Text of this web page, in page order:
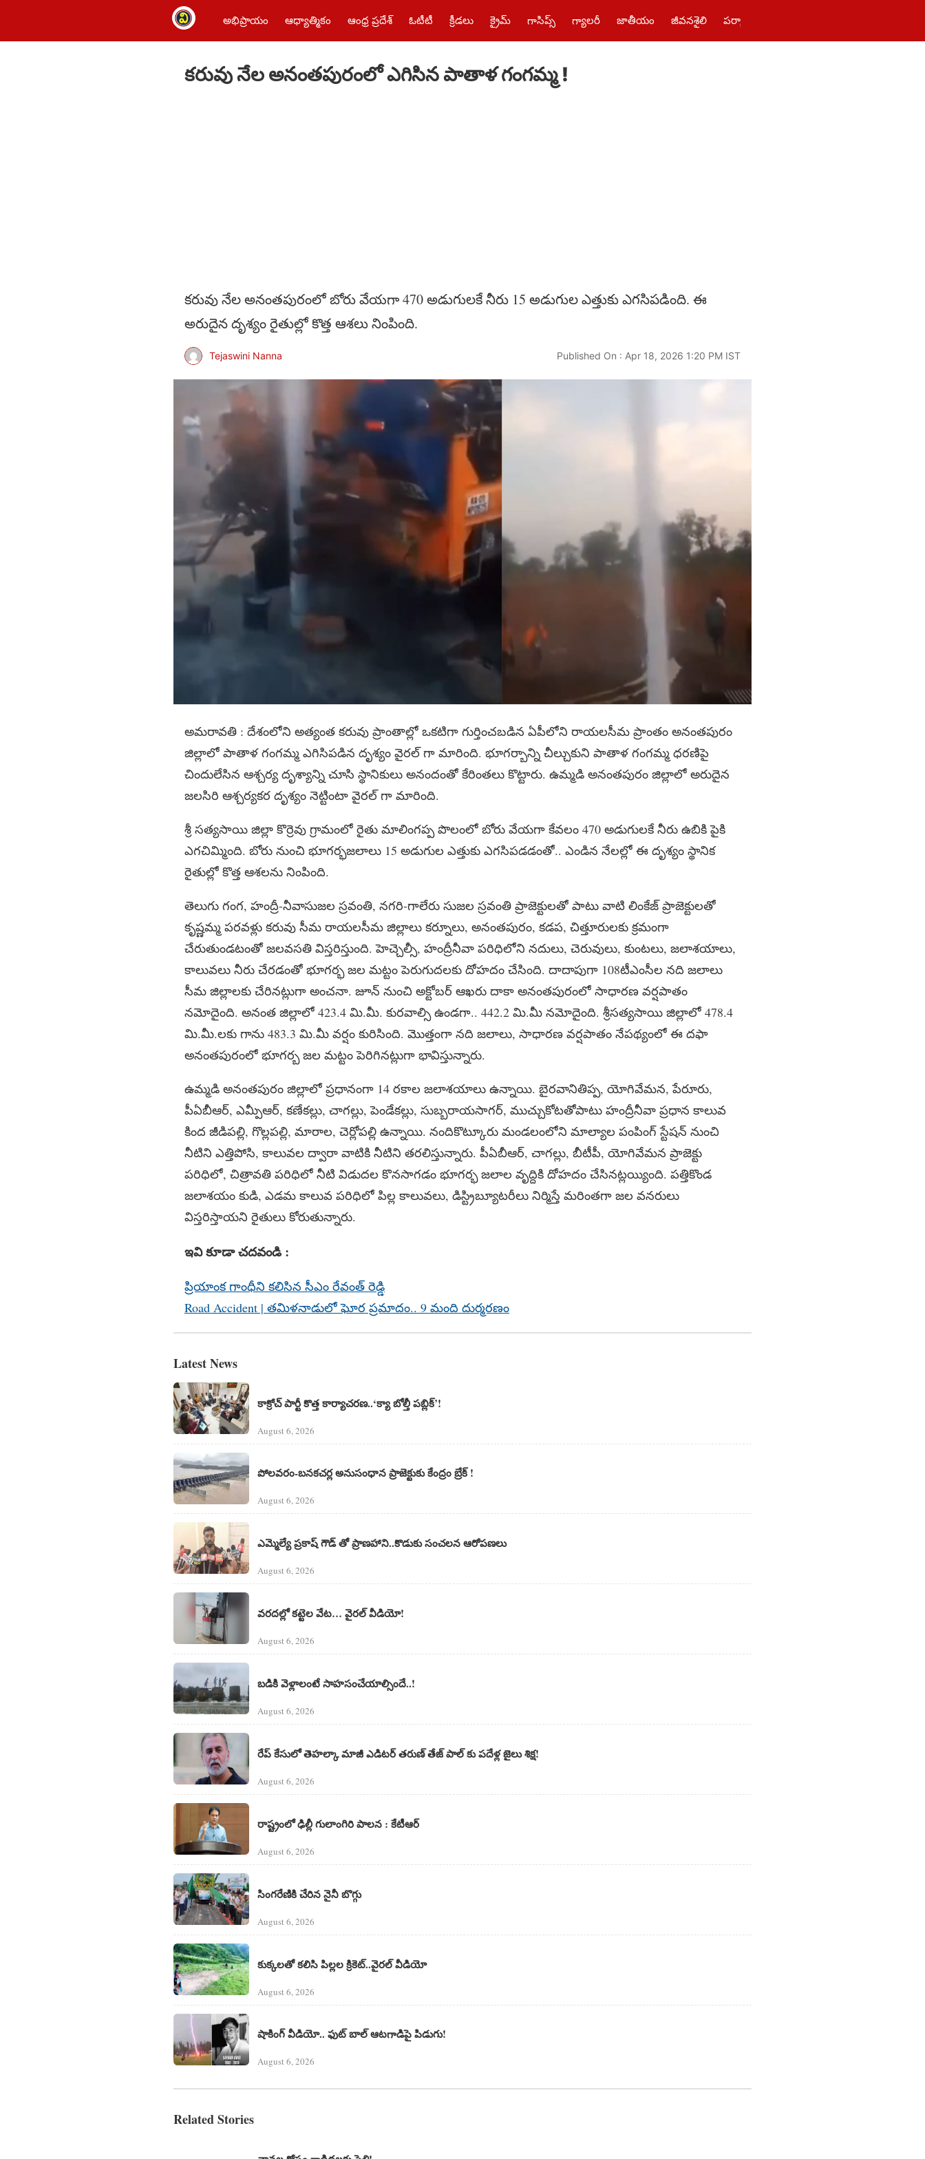
అభిప్రాయం ఆధ్యాత్మికం ఆంధ్ర ప్రదేశ్ ఓటీటీ క్రీడలు క్రైమ్‌ గాసిప్స్ గ్యాలరీ జాతీయం జీవనశైలి పర్యాటకం
కరువు నేల అనంతపురంలో ఎగిసిన పాతాళ గంగమ్మ !
కరువు నేల అనంతపురంలో బోరు వేయగా 470 అడుగులకే నీరు 15 అడుగుల ఎత్తుకు ఎగసిపడింది. ఈ
అరుదైన దృశ్యం రైతుల్లో కొత్త ఆశలు నింపింది.
Tejaswini Nanna Published On : Apr 18, 2026 1:20 PM IST
అమరావతి : దేశంలోని అత్యంత కరువు ప్రాంతాల్లో ఒకటిగా గుర్తించబడిన ఏపీలోని రాయలసీమ ప్రాంతం అనంతపురం
జిల్లాలో పాతాళ గంగమ్మ ఎగిసిపడిన దృశ్యం వైరల్ గా మారింది. భూగర్బాన్ని చీల్చుకుని పాతాళ గంగమ్మ ధరణిపై
చిందులేసిన ఆశ్చర్య దృశ్యాన్ని చూసి స్థానికులు అనందంతో కేరింతలు కొట్టారు. ఉమ్మడి అనంతపురం జిల్లాలో అరుదైన
జలసిరి ఆశ్చర్యకర దృశ్యం నెట్టింటా వైరల్ గా మారింది.
శ్రీ సత్యసాయి జిల్లా కొర్రెవు గ్రామంలో రైతు మాలింగప్ప పొలంలో బోరు వేయగా కేవలం 470 అడుగులకే నీరు ఉబికి పైకి
ఎగచిమ్మింది. బోరు నుంచి భూగర్భజలాలు 15 అడుగుల ఎత్తుకు ఎగసిపడడంతో.. ఎండిన నేలల్లో ఈ దృశ్యం స్థానిక
రైతుల్లో కొత్త ఆశలను నింపింది.
తెలుగు గంగ, హంద్రీ-నీవాసుజల స్రవంతి, నగరి-గాలేరు సుజల స్రవంతి ప్రాజెక్టులతో పాటు వాటి లింకేజ్ ప్రాజెక్టులతో
కృష్ణమ్మ పరవళ్లు కరువు సీమ రాయలసీమ జిల్లాలు కర్నూలు, అనంతపురం, కడప, చిత్తూరులకు క్రమంగా
చేరుతుండటంతో జలవసతి విస్తరిస్తుంది. హెచ్చెల్సీ, హంద్రీనీవా పరిధిలోని నదులు, చెరువులు, కుంటలు, జలాశయాలు,
కాలువలు నీరు చేరడంతో భూగర్భ జల మట్టం పెరుగుదలకు దోహదం చేసింది. దాదాపుగా 108టీఎంసీల నది జలాలు
సీమ జిల్లాలకు చేరినట్లుగా అంచనా. జూన్‌ నుంచి అక్టోబర్ ఆఖరు దాకా అనంతపురంలో సాధారణ వర్షపాతం
నమోదైంది. అనంత జిల్లాలో 423.4 మి.మీ. కురవాల్సి ఉండగా.. 442.2 మి.మీ నమోదైంది. శ్రీసత్యసాయి జిల్లాలో 478.4
మి.మీ.లకు గాను 483.3 మి.మీ వర్షం కురిసింది. మొత్తంగా నది జలాలు, సాధారణ వర్షపాతం నేపథ్యంలో ఈ దఫా
అనంతపురంలో భూగర్బ జల మట్టం పెరిగినట్లుగా భావిస్తున్నారు.
ఉమ్మడి అనంతపురం జిల్లాలో ప్రధానంగా 14 రకాల జలాశయాలు ఉన్నాయి. బైరవానితిప్ప, యోగివేమన, పేరూరు,
పీఏబీఆర్, ఎమ్పీఆర్, కణేకల్లు, చాగల్లు, పెండేకల్లు, సుబ్బరాయసాగర్, ముచ్చుకోటతోపాటు హంద్రీనీవా ప్రధాన కాలువ
కింద జీడిపల్లి, గొల్లపల్లి, మారాల, చెర్లోపల్లి ఉన్నాయి. నందికొట్కూరు మండలంలోని మాల్యాల పంపింగ్ స్టేషన్ నుంచి
నీటిని ఎత్తిపోసి, కాలువల ద్వారా వాటికి నీటిని తరలిస్తున్నారు. పీఏబీఆర్, చాగల్లు, బీటీపీ, యోగివేమన ప్రాజెక్టు
పరిధిలో, చిత్రావతి పరిధిలో నీటి విడుదల కొనసాగడం భూగర్భ జలాల వృద్దికి దోహదం చేసినట్లయ్యింది. పత్తికొండ
జలాశయం కుడి, ఎడమ కాలువ పరిధిలో పిల్ల కాలువలు, డిస్ట్రిబ్యూటరీలు నిర్మిస్తే మరింతగా జల వనరులు
విస్తరిస్తాయని రైతులు కోరుతున్నారు.
ఇవి కూడా చదవండి :
ప్రియాంక గాంధీని కలిసిన సీఎం రేవంత్ రెడ్డి
Road Accident | త‌మిళ‌నాడులో ఘోర ప్ర‌మాదం.. 9 మంది దుర్మ‌ర‌ణం
Latest News
కాక్రోచ్ పార్టీ కొత్త కార్యాచరణ..‘క్యా బోల్తీ పబ్లిక్’!
August 6, 2026
పోలవరం-బనకచర్ల అనుసంధాన ప్రాజెక్టుకు కేంద్రం బ్రేక్ !
August 6, 2026
ఎమ్మెల్యే ప్రకాష్ గౌడ్ తో ప్రాణహాని..కొడుకు సంచలన ఆరోపణలు
August 6, 2026
వరదల్లో కట్టెల వేట… వైరల్ వీడియో!
August 6, 2026
బడికి వెళ్లాలంటే సాహసంచేయాల్సిందే..!
August 6, 2026
రేప్ కేసులో తెహల్కా మాజీ ఎడిటర్ తరుణ్ తేజ్ పాల్ కు పదేళ్ల జైలు శిక్ష!
August 6, 2026
రాష్ట్రంలో ఢిల్లీ గులాంగిరి పాలన : కేటీఆర్
August 6, 2026
సింగరేణికి చేరిన నైనీ బొగ్గు
August 6, 2026
కుక్కలతో కలిసి పిల్లల క్రికెట్..వైరల్ వీడియో
August 6, 2026
షాకింగ్ వీడియో.. ఫుట్ బాల్ ఆటగాడిపై పిడుగు!
August 6, 2026
Related Stories